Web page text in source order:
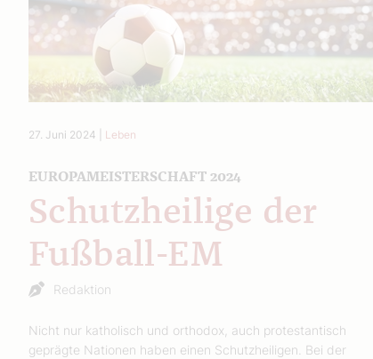
27. Juni 2024 Leben
EUROPAMEISTERSCHAFT 2024
Schutzheilige der
Fußball-EM
Redaktion
Nicht nur katholisch und orthodox, auch protestantisch
geprägte Nationen haben einen Schutzheiligen. Bei der